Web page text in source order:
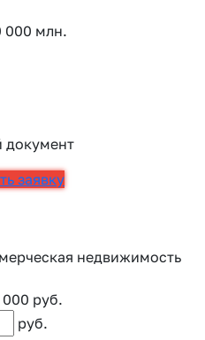
000 млн.
документ
заявку
недвижимость
руб.
руб.